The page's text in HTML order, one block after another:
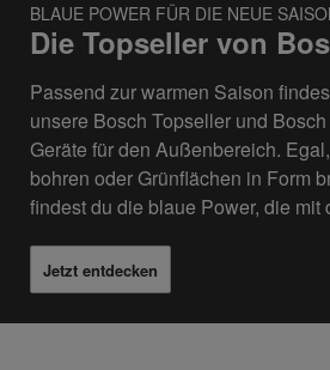
BLAUE POWER FÜR DIE NEUE
Die Topseller von
Passend zur warmen Saison
unsere Bosch Topseller und Bosch
Geräte für den Außenbereich.
bohren oder Grünflächen in Form
findest du die blaue Power, die mit
Jetzt entdecken